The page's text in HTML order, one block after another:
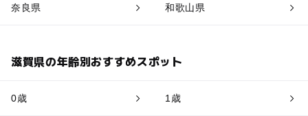
奈良県 和歌山県
滋賀県の年齢別おすすめスポット
0歳 1歳